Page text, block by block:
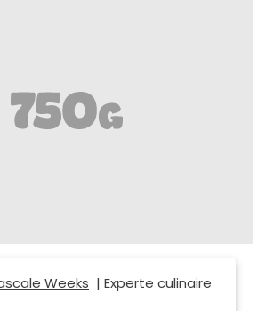
Weeks | Experte culinaire